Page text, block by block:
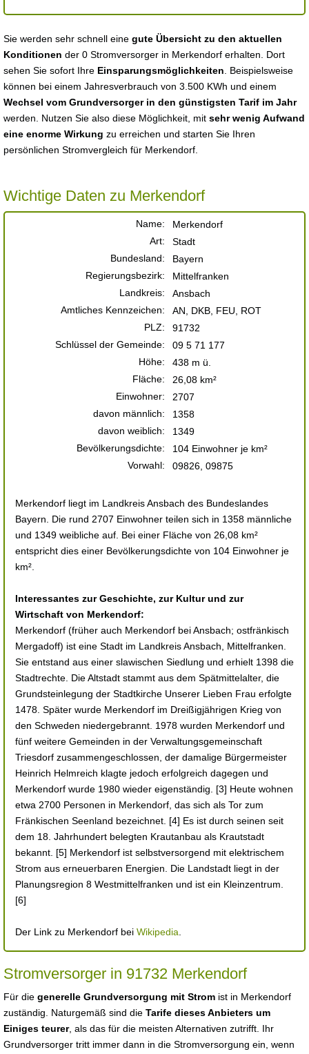
Sie werden sehr schnell eine gute Übersicht zu den aktuellen
Konditionen der 0 Stromversorger in Merkendorf erhalten. Dort
sehen Sie sofort Ihre Einsparungsmöglichkeiten . Beispielsweise
können bei einem Jahresverbrauch von 3.500 KWh und einem
Wechsel vom Grundversorger in den günstigsten Tarif im Jahr
werden. Nutzen Sie also diese Möglichkeit, mit sehr wenig Aufwand
eine enorme Wirkung zu erreichen und starten Sie Ihren
persönlichen Stromvergleich für Merkendorf.
Wichtige Daten zu Merkendorf
Name:
Merkendorf
Art:
Stadt
Bundesland:
Bayern
Regierungsbezirk:
Mittelfranken
Landkreis:
Ansbach
Amtliches Kennzeichen:
AN, DKB, FEU, ROT
PLZ:
91732
Schlüssel der Gemeinde:
09 5 71 177
Höhe:
438 m ü.
Fläche:
26,08 km²
Einwohner:
2707
davon männlich:
1358
davon weiblich:
1349
Bevölkerungsdichte:
104 Einwohner je km²
Vorwahl:
09826, 09875
Merkendorf liegt im Landkreis Ansbach des Bundeslandes
Bayern. Die rund 2707 Einwohner teilen sich in 1358 männliche
und 1349 weibliche auf. Bei einer Fläche von 26,08 km²
entspricht dies einer Bevölkerungsdichte von 104 Einwohner je
km².
Interessantes zur Geschichte, zur Kultur und zur
Wirtschaft von Merkendorf:
Merkendorf (früher auch Merkendorf bei Ansbach; ostfränkisch
Mergadoff) ist eine Stadt im Landkreis Ansbach, Mittelfranken.
Sie entstand aus einer slawischen Siedlung und erhielt 1398 die
Stadtrechte. Die Altstadt stammt aus dem Spätmittelalter, die
Grundsteinlegung der Stadtkirche Unserer Lieben Frau erfolgte
1478. Später wurde Merkendorf im Dreißigjährigen Krieg von
den Schweden niedergebrannt. 1978 wurden Merkendorf und
fünf weitere Gemeinden in der Verwaltungsgemeinschaft
Triesdorf zusammengeschlossen, der damalige Bürgermeister
Heinrich Helmreich klagte jedoch erfolgreich dagegen und
Merkendorf wurde 1980 wieder eigenständig. [3] Heute wohnen
etwa 2700 Personen in Merkendorf, das sich als Tor zum
Fränkischen Seenland bezeichnet. [4] Es ist durch seinen seit
dem 18. Jahrhundert belegten Krautanbau als Krautstadt
bekannt. [5] Merkendorf ist selbstversorgend mit elektrischem
Strom aus erneuerbaren Energien. Die Landstadt liegt in der
Planungsregion 8 Westmittelfranken und ist ein Kleinzentrum.
[6]
Der Link zu Merkendorf bei Wikipedia
Stromversorger in 91732 Merkendorf
Für die generelle Grundversorgung mit Strom ist in Merkendorf
zuständig. Naturgemäß sind die Tarife dieses Anbieters um
Einiges teurer, als das für die meisten Alternativen zutrifft. Ihr
Grundversorger tritt immer dann in die Stromversorgung ein, wenn